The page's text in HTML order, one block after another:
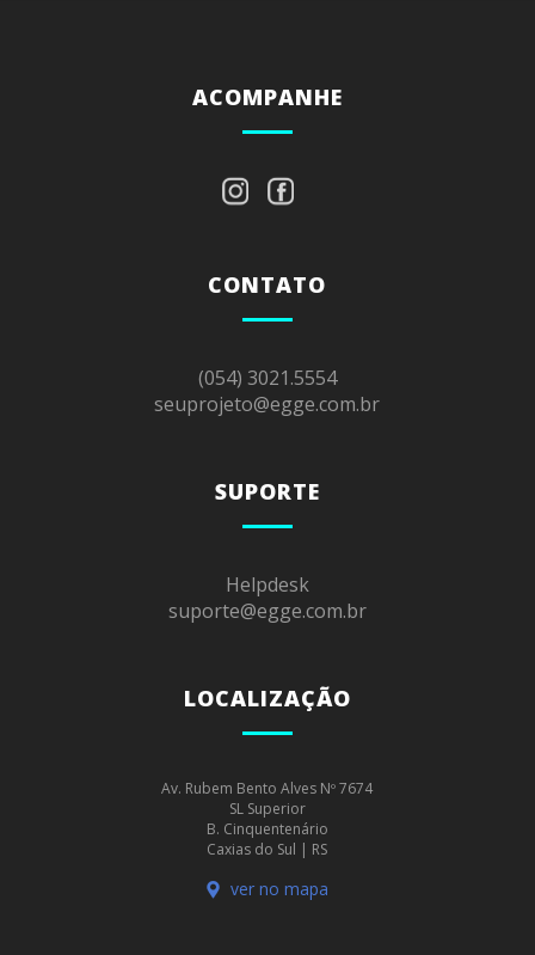
ACOMPANHE
CONTATO
(054) 3021.5554
seuprojeto@egge.com.br
SUPORTE
Helpdesk
suporte@egge.com.br
LOCALIZAÇÃO
Av. Rubem Bento Alves Nº 7674
SL Superior
B. Cinquentenário
Caxias do Sul | RS
ver no mapa